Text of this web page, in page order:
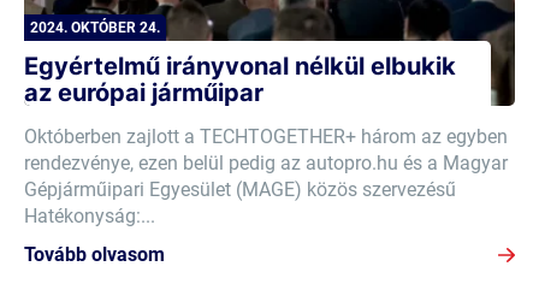
2024. OKTÓBER 24.
Egyértelmű irányvonal nélkül elbukik
az európai járműipar
Októberben zajlott a TECHTOGETHER+ három az egyben
rendezvénye, ezen belül pedig az autopro.hu és a Magyar
Gépjárműipari Egyesület (MAGE) közös szervezésű
Hatékonyság:...
Tovább olvasom